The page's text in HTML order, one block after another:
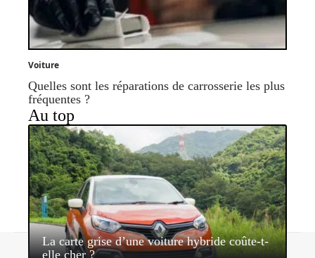
Voiture
Quelles sont les réparations de carrosserie les plus
fréquentes ?
Au top
La carte grise d’une voiture hybride coûte-t-
elle cher ?
Contact Mentions légales Sitemap